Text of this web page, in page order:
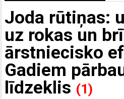
Joda rūtiņas:
uz rokas un
ārstniecisko
Gadiem
līdzeklis (1)